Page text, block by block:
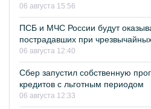
06 августа 15:56
ПСБ и МЧС России будут
пострадавших при
06 августа 12:40
Сбер запустил собственную
кредитов с льготным периодом
06 августа 12:33